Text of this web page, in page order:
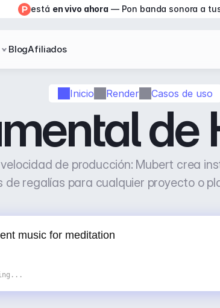
Inicio Render Casos de uso
de
de producción: Mubert crea
de regalías para cualquier proyecto o
está en vivo ahora — Pon banda sonora a
BlogAfiliados